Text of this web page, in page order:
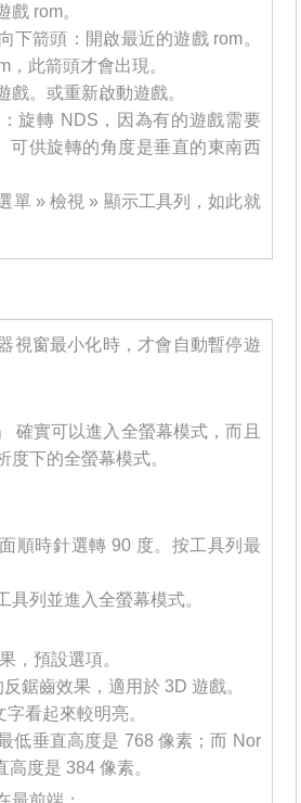
戲 rom。
下箭頭：開啟最近的遊戲 rom。
，此箭頭才會出現。
戲。或重新啟動遊戲。
旋轉 NDS，因為有的遊戲需要
可供旋轉的角度是垂直的東南西
單 » 檢視 » 顯示工具列，如此就
視窗最小化時，才會自動暫停遊
確實可以進入全螢幕模式，而且
度下的全螢幕模式。
順時針選轉 90 度。按工具列最
具列並進入全螢幕模式。
，預設選項。
鋸齒效果，適用於 3D 遊戲。
看起來較明亮。
低垂直高度是 768 像素；而 Nor
度是 384 像素。